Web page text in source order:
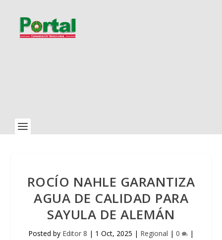
ROCÍO NAHLE GARANTIZA
AGUA DE CALIDAD PARA
SAYULA DE ALEMÁN
Posted by Editor 8 | 1 Oct, 2025 | Regional | 0 |